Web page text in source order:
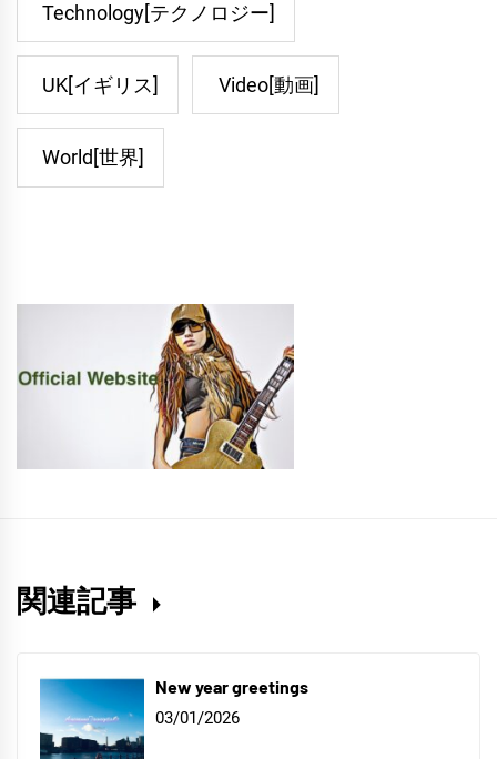
Technology[テクノロジー]
UK[イギリス] Video[動画]
World[世界]
関連記事
New year greetings
03/01/2026